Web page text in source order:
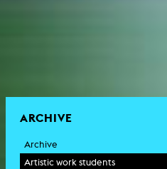
ARCHIVE
Archive
Artistic work students